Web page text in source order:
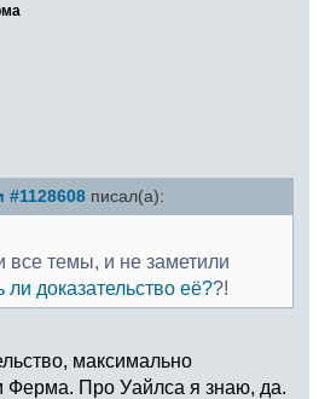
писал(а):
все темы, и не заметили
доказательство её??!
максимально
Ферма. Про Уайлса я знаю, да.